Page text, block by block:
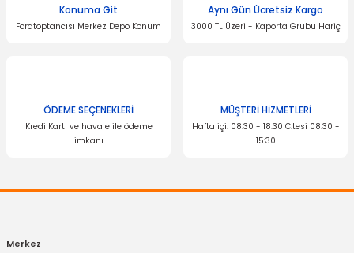
Ürün bilgilerinde hatalar bulunuyor.
Ürün fiyatı diğer sitelerden daha pahalı.
MOTORCRAFT
Buji Focus C-Max Mondeo 4 Adet
1.504,91 TL
Konuma Git
Fordtoptancısı Merkez Depo Konum
Aynı Gün Ücretsiz Kargo
3000 TL Üzeri - Kaporta Grubu Hariç
ÖDEME SEÇENEKLERİ
Kredi Kartı ve havale ile ödeme
imkanı
MÜŞTERİ HİZMETLERİ
Hafta içi: 08:30 - 18:30 C.tesi 08:30 -
15:30
Merkez